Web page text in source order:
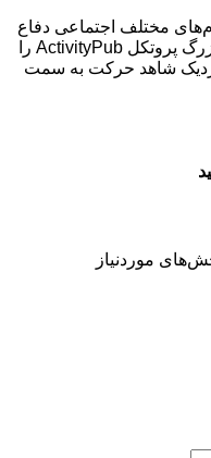
مختلف اجتماعی دفاع
می‌کنیم و از آنجائیکه اکثر پلتفرم‌های بزرگ پروتکل ActivityPub را
نزدیک شاهد حرکت به سمت
موردنیاز